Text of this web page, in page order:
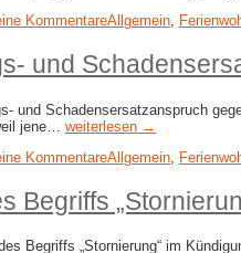
KommentareAllgemein,
und
und Schadensersatzanspruch
jene… weiterlesen →
KommentareAllgemein
Begriffs
Begriffs „Stornierung“ im